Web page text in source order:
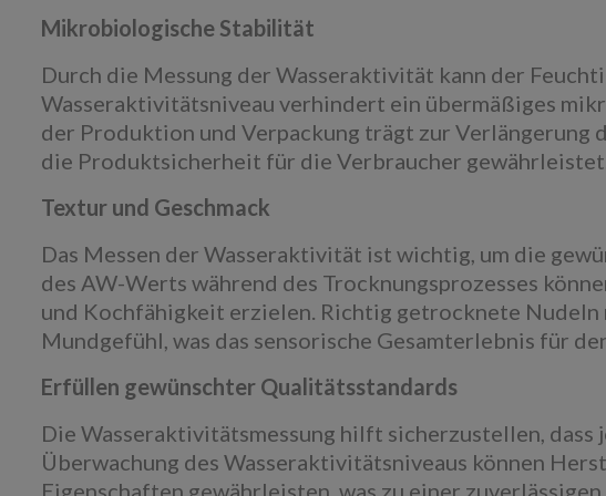
Mikrobiologische Stabilität
Durch die Messung der Wasseraktivität kann der
Wasseraktivitätsniveau verhindert ein übermäßiges
der Produktion und Verpackung trägt zur
die Produktsicherheit für die Verbraucher
Textur und Geschmack
Das Messen der Wasseraktivität ist wichtig, um die
des AW-Werts während des Trocknungsprozesses
und Kochfähigkeit erzielen. Richtig getrocknete
Mundgefühl, was das sensorische Gesamterlebnis für
Erfüllen gewünschter Qualitätsstandards
Die Wasseraktivitätsmessung hilft sicherzustellen,
Überwachung des Wasseraktivitätsniveaus können
Eigenschaften gewährleisten, was zu einer